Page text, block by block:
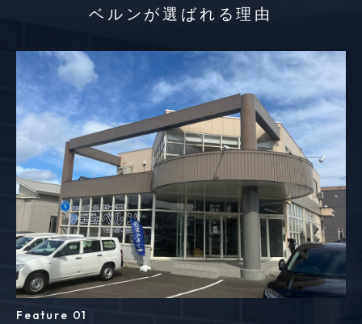
ベルンが選ばれる理由
Feature 01